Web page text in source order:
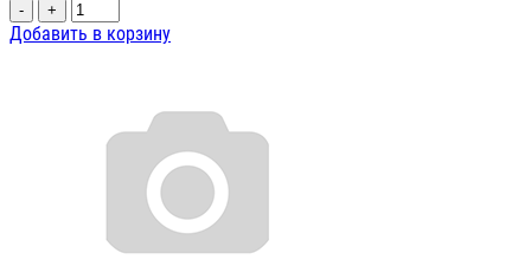
- +
Добавить в корзину